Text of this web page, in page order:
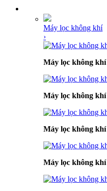
Máy lọc không khí
›
Máy lọc không
Máy lọc không
Máy lọc không
Máy lọc không